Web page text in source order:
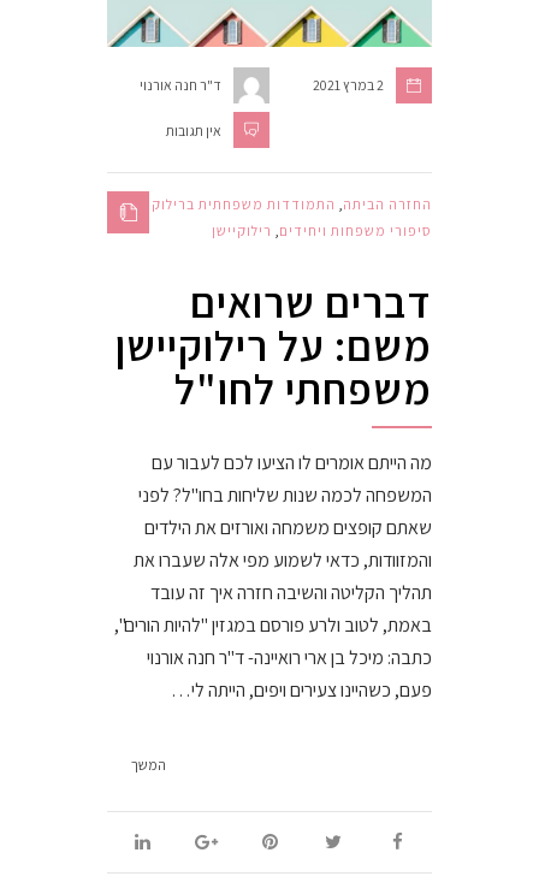
ד"ר חנה אורנוי 2 במרץ 2021
אין תגובות
החזרה הביתה התמודדות משפחתית ברילוקיישן,
סיפורי משפחות ויחידים רילוקיישן
דברים שרואים
משם: על רילוקיישן
משפחתי לחו"ל
מה הייתם אומרים לו הציעו לכם לעבור עם
המשפחה לכמה שנות שליחות בחו"ל? לפני
שאתם קופצים משמחה ואורזים את הילדים
והמזוודות, כדאי לשמוע מפי אלה שעברו את
תהליך הקליטה והשיבה חזרה איך זה עובד
באמת, לטוב ולרע פורסם במגזין "להיות הורים",
כתבה: מיכל בן ארי רואיינה- ד"ר חנה אורנוי
פעם, כשהיינו צעירים ויפים, הייתה לי…
המשך